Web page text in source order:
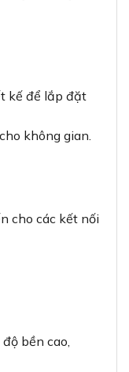
kế để lắp đặt
không gian.
cho các kết nối
bền cao,